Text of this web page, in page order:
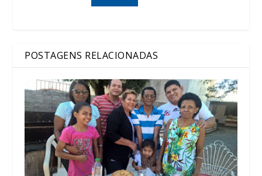
POSTAGENS RELACIONADAS